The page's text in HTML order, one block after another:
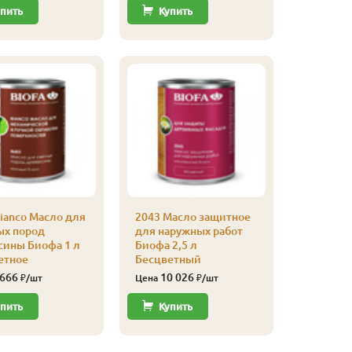
Масло для
пород
Биофа 1 л
₽/шт
Купить
2043 Масло защитное
для наружных работ
Биофа 2,5 л
Бесцветный
Цена 10 026₽/шт
Купить